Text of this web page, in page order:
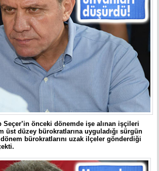
Seçer’in önceki dönemde işe alınan işçileri
üst düzey bürokratlarına uyguladığı sürgün
bürokratlarını uzak ilçeler gönderdiği